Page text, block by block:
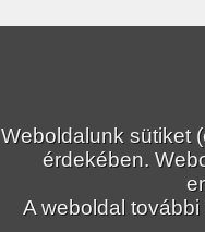
Weboldalunk sütiket
érdekében.
A weboldal